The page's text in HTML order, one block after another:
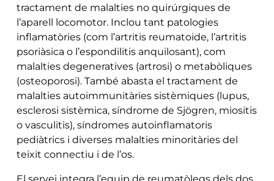
tractament de malalties no quirúrgiques de
l’aparell locomotor. Inclou tant patologies
inflamatòries (com l’artritis reumatoide, l’artritis
psoriàsica o l’espondilitis anquilosant), com
malalties degeneratives (artrosi) o metabòliques
(osteoporosi). També abasta el tractament de
malalties autoimmunitàries sistèmiques (lupus,
esclerosi sistèmica, síndrome de Sjögren, miositis
o vasculitis), síndromes autoinflamatoris
pediàtrics i diverses malalties minoritàries del
teixit connectiu i de l’os.